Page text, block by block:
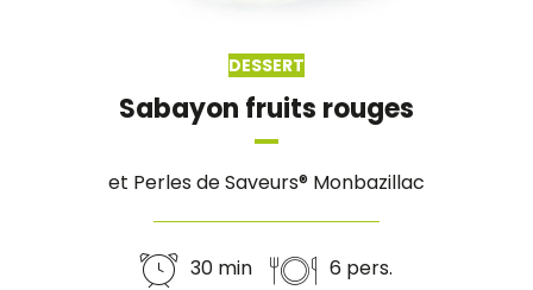
DESSERT
Sabayon fruits rouges
et Perles de Saveurs® Monbazillac
30 min 6 pers.